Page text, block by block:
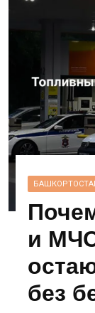
и
без